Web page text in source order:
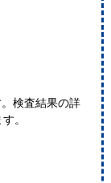
検査結果の詳
。